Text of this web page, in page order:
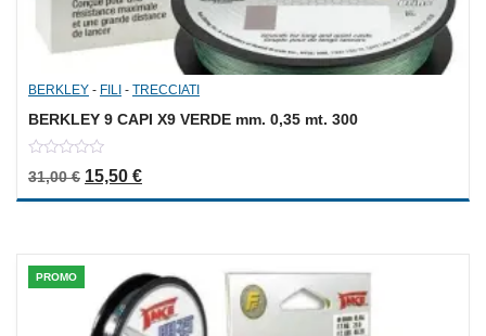
BERKLEY - FILI - TRECCIATI
BERKLEY 9 CAPI X9 VERDE mm. 0,35 mt. 300
out
of
31,00€ Il prezzo originale era: 31,00 €.
15,50 €Il prezzo attuale è: 15,50 €.
PROMO